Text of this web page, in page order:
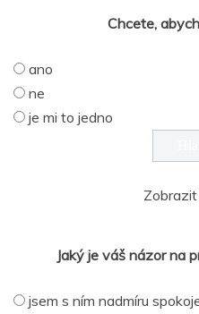
Chcete,
ano
ne
je mi to jedno
Jaký je váš názor na
jsem s ním nadmíru